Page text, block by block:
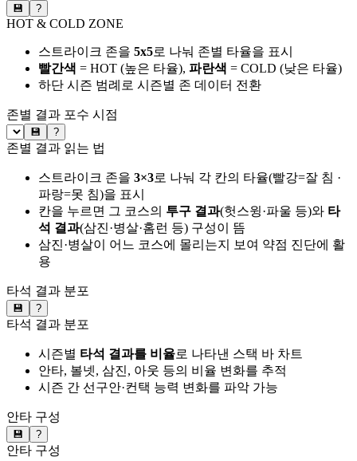
💾 ?
HOT & COLD ZONE
스트라이크 존을 5x5로 나눠 존별 타율을 표시
빨간색 = HOT (높은 타율), 파란색 = COLD (낮은 타율)
하단 시즌 범례로 시즌별 존 데이터 전환
존별 결과 포수 시점
💾 ?
존별 결과 읽는 법
스트라이크 존을 3×3로 나눠 각 칸의 타율(빨강=잘 침 ·
파랑=못 침)을 표시
칸을 누르면 그 코스의 투구 결과(헛스윙·파울 등)와 타
석 결과(삼진·병살·홈런 등) 구성이 뜸
삼진·병살이 어느 코스에 몰리는지 보여 약점 진단에 활
용
타석 결과 분포
💾 ?
타석 결과 분포
시즌별 타석 결과를 비율로 나타낸 스택 바 차트
안타, 볼넷, 삼진, 아웃 등의 비율 변화를 추적
시즌 간 선구안·컨택 능력 변화를 파악 가능
안타 구성
💾 ?
안타 구성